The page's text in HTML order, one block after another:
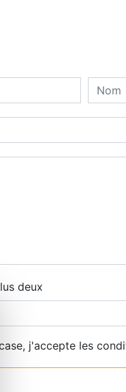
le
deux
j'accepte les